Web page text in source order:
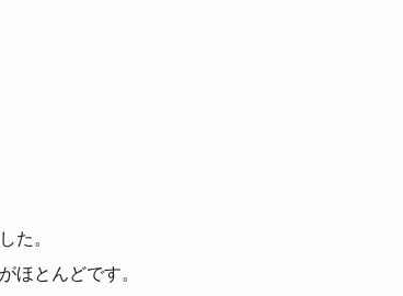
た。
ほとんどです。